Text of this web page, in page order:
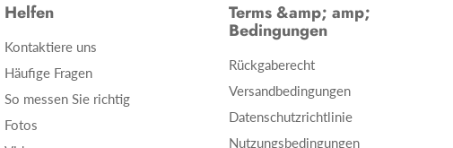
Helfen
Kontaktiere uns
Häufige Fragen
So messen Sie richtig
Fotos
Terms &amp; amp;
Bedingungen
Rückgaberecht
Versandbedingungen
Datenschutzrichtlinie
Nutzungsbedingungen